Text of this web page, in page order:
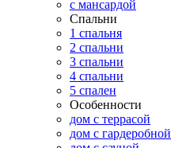
с мансардой
Спальни
1 спальня
2 спальни
3 спальни
4 спальни
5 спален
Особенности
дом с террасой
дом с гардеробной